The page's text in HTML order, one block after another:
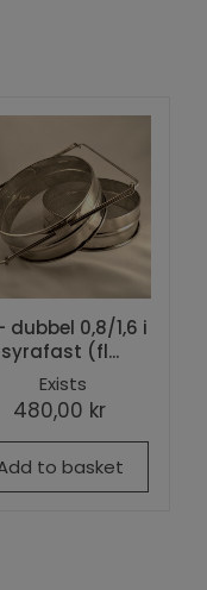
dubbel 0,8/1,6 i
syrafast (fl...
Exists
480,00 kr
to basket